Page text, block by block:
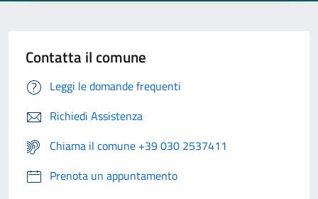
Contatta il comune
Leggi le domande frequenti
Richiedi Assistenza
Chiama il comune +39 030 2537411
Prenota un appuntamento